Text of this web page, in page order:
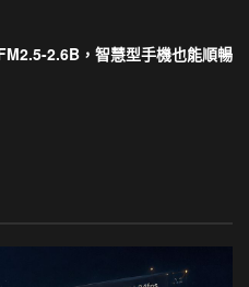
2.6B，智慧型手機也能順暢